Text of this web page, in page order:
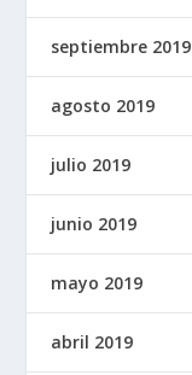
septiembre 2019
agosto 2019
julio 2019
junio 2019
mayo 2019
abril 2019